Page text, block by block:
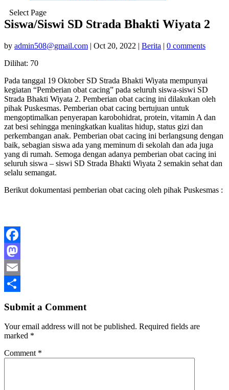
Select Page
Siswa/Siswi SD Strada Bhakti Wiyata 2
by admin508@gmail.com | Oct 20, 2022 | Berita | 0 comments
Dilihat: 70
Pada tanggal 19 Oktober SD Strada Bhakti Wiyata mempunyai
kegiatan “Pemberian obat cacing” pada seluruh siswa-siswi SD
Strada Bhakti Wiyata 2. Pemberian obat cacing ini dilakukan oleh
pihak Puskesmas. Pemberian obat cacing bertujuan untuk
mengoptimalkan penyerapan karobohidrat, protein, vitamin A dan
zat besi sehingga meningkatkan kualitas hidup, status gizi dan
perkembangan anak. Pemberian obat cacing ini berlangsung dengan
baik, sebagian siswa ada yang meminum di sekolah dan ada juga
yang di rumah. Semoga dengan adanya pemberian obat cacing ini
seluruh siswa – siswi SD Strada Bhakti Wiyata 2 semakin sehat dan
selalu semangat.
Berikut dokumentasi pemberian obat cacing oleh pihak Puskesmas :
Facebook
Mastodon
Email
Submit a Comment
Your email address will not be published. Required fields are
marked *
Comment *